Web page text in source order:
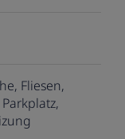
Fliesen
Parkplatz